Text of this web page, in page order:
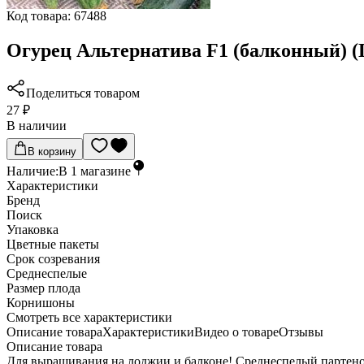
Код товара: 67488
Огурец Альтернатива F1 (балконный)
Поделиться товаром
27 ₽
В наличии
В корзину
Наличие:В 1 магазине
Характеристики
Бренд
Поиск
Упаковка
Цветные пакеты
Срок созревания
Среднеспелые
Размер плода
Корнишоны
Cмотреть все характеристики
Описание товараХарактеристикиВидео о товареОтзывы
Описание товара